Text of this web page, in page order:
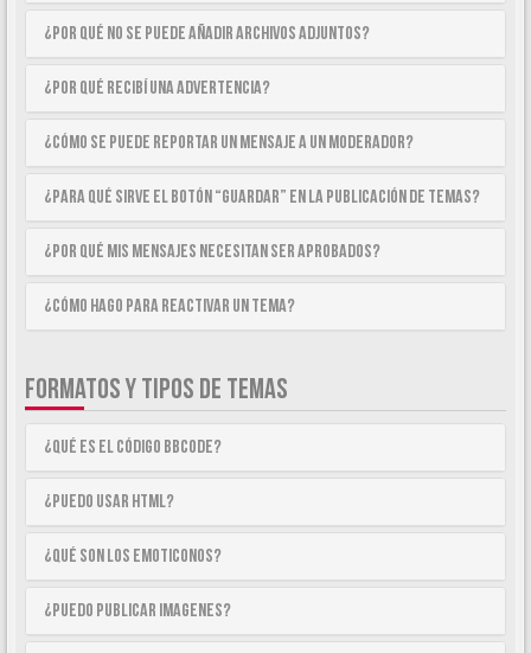
¿Por qué no se puede añadir archivos adjuntos?
¿Por qué recibí una advertencia?
¿Cómo se puede reportar un mensaje a un moderador?
¿Para qué sirve el botón “Guardar” en la publicación de temas?
¿Por qué mis mensajes necesitan ser aprobados?
¿Cómo hago para reactivar un tema?
FORMATOS Y TIPOS DE TEMAS
¿Qué es el código BBCode?
¿Puedo usar HTML?
¿Qué son los emoticonos?
¿Puedo publicar imagenes?